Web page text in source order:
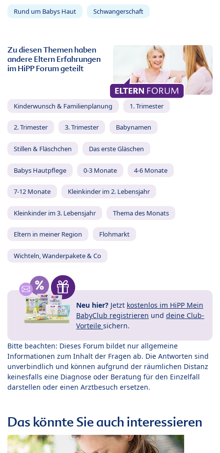
Rund um Babys Haut Schwangerschaft
Zu diesen Themen haben
andere Eltern Erfahrungen
im HiPP Forum geteilt
Kinderwunsch & Familienplanung 1. Trimester
2. Trimester 3. Trimester Babynamen
Stillen & Fläschchen Das erste Gläschen
Babys Hautpflege 0-3 Monate 4-6 Monate
7-12 Monate Kleinkinder im 2. Lebensjahr
Kleinkinder im 3. Lebensjahr Thema des Monats
Eltern in meiner Region Flohmarkt
Wichteln, Wanderpakete & Co
Neu hier? Jetzt kostenlos im HiPP Mein
BabyClub registrieren und deine Club-
Vorteile sichern.
Bitte beachten: Dieses Forum bildet nur allgemeine
Informationen zum Inhalt der Fragen ab. Die Antworten sind
unverbindlich und können aufgrund der räumlichen Distanz
keinesfalls eine Diagnose oder Beratung für den Einzelfall
darstellen oder einen Arztbesuch ersetzen.
Das könnte Sie auch interessieren